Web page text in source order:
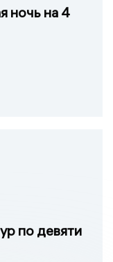
ночь на 4
по девяти